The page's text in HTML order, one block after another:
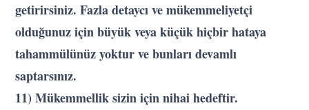
getirirsiniz. Fazla detaycı ve mükemmeliyetçi
olduğunuz için büyük veya küçük hiçbir hataya
tahammülünüz yoktur ve bunları devamlı
saptarsınız.
11) Mükemmellik sizin için nihai hedeftir.